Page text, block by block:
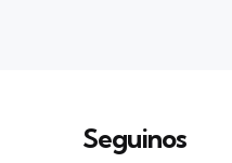
Seguinos